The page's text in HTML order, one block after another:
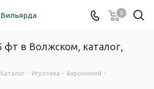
0
фт в Волжском, каталог,
Каталог - Игротека - Аэрохоккей -